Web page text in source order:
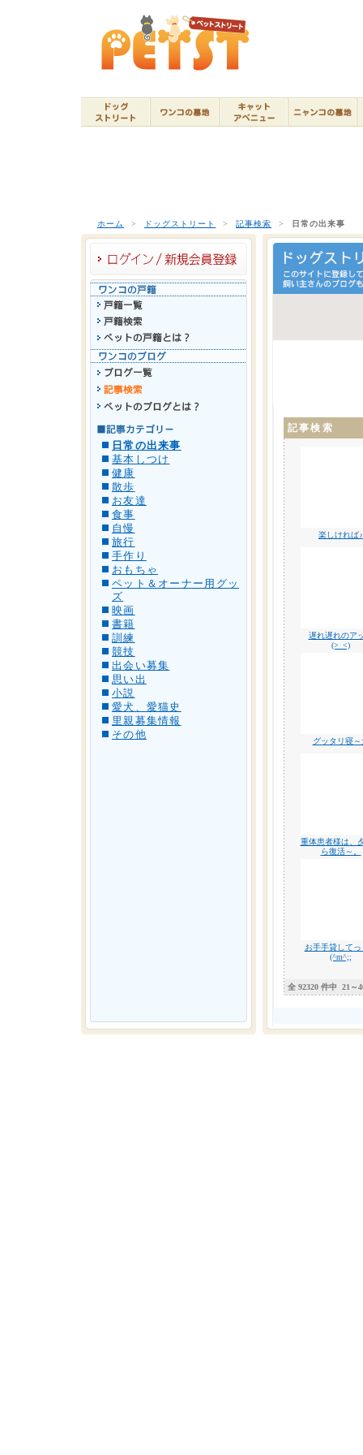
ホーム > ドッグストリート > 記事検索 > 日常の出来事
日常の出来事
基本しつけ
健康
散歩
お友達
食事
自慢
旅行
手作り
おもちゃ
ペット＆オーナー用グッ
ズ
映画
書籍
訓練
競技
出会い募集
思い出
小説
愛犬、愛猫史
里親募集情報
その他
記事検索
楽しければ♪
遅れ遅れのア
(>_<)
グッタリ寝～
重体患者様は、
ら復活～。
お手手貸してっ
(^m^;;
全 92320 件中 21～